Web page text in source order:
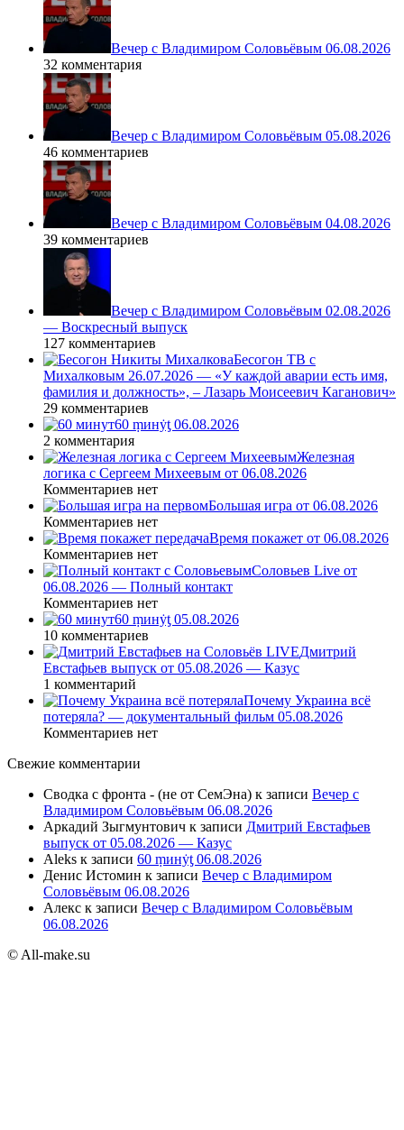
Вечер с Владимиром Соловьёвым 06.08.2026
32 комментария
Вечер с Владимиром Соловьёвым 05.08.2026
46 комментариев
Вечер с Владимиром Соловьёвым 04.08.2026
39 комментариев
Вечер с Владимиром Соловьёвым 02.08.2026
— Воскресный выпуск
127 комментариев
Бесогон ТВ с
Михалковым 26.07.2026 — «У каждой аварии есть имя,
фамилия и должность», – Лазарь Моисеевич Каганович»
29 комментариев
60 ṃинẏƫ 06.08.2026
2 комментария
Железная
логика с Сергеем Михеевым от 06.08.2026
Комментариев нет
Большая игра от 06.08.2026
Комментариев нет
Время покажет от 06.08.2026
Комментариев нет
Соловьев Live от
06.08.2026 — Полный контакт
Комментариев нет
60 ṃинẏƫ 05.08.2026
10 комментариев
Дмитрий
Евстафьев выпуск от 05.08.2026 — Казус
1 комментарий
Почему Украина всё
потеряла? — документальный фильм 05.08.2026
Комментариев нет
Свежие комментарии
Сводка с фронта - (не от СемЭна) к записи Вечер с
Владимиром Соловьёвым 06.08.2026
Аркадий Зыгмунтович к записи Дмитрий Евстафьев
выпуск от 05.08.2026 — Казус
Aleks к записи 60 ṃинẏƫ 06.08.2026
Денис Истомин к записи Вечер с Владимиром
Соловьёвым 06.08.2026
Алекс к записи Вечер с Владимиром Соловьёвым
06.08.2026
© All-make.su